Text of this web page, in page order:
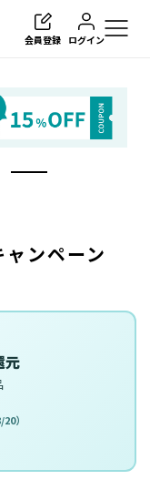
会員登録 ログイン
ンペーン
元
）